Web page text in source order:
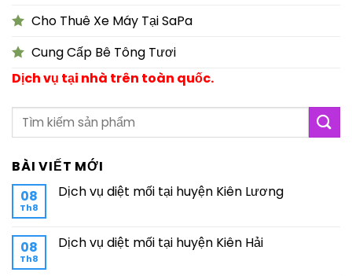
Cho Thuê Xe Máy Tại SaPa
Cung Cấp Bê Tông Tươi
Dịch vụ tại nhà trên toàn quốc.
BÀI VIẾT MỚI
08
Th8
Dịch vụ diệt mối tại huyện Kiên Lương
08
Th8
Dịch vụ diệt mối tại huyện Kiên Hải